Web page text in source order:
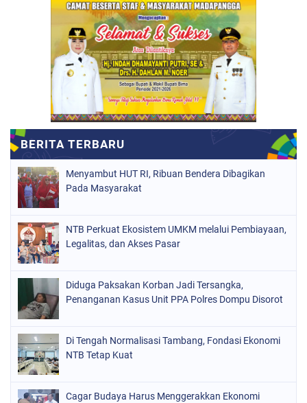
Menyambut HUT RI, Ribuan Bendera Dibagikan
Pada Masyarakat
NTB Perkuat Ekosistem UMKM melalui Pembiayaan,
Legalitas, dan Akses Pasar
Diduga Paksakan Korban Jadi Tersangka,
Penanganan Kasus Unit PPA Polres Dompu Disorot
Di Tengah Normalisasi Tambang, Fondasi Ekonomi
NTB Tetap Kuat
Cagar Budaya Harus Menggerakkan Ekonomi